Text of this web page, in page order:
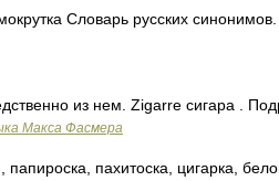
Словарь русских
из нем. Zigarre сигара .
Макса Фасмера
пахитоска, цигарка,